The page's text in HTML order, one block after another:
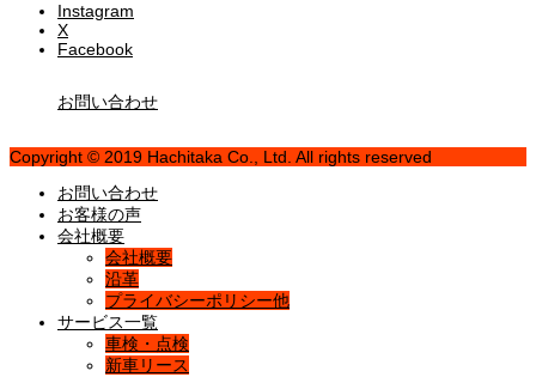
Instagram
X
Facebook
お問い合わせ
Copyright © 2019 Hachitaka Co., Ltd. All rights reserved
お問い合わせ
お客様の声
会社概要
会社概要
沿革
プライバシーポリシー他
サービス一覧
車検・点検
新車リース